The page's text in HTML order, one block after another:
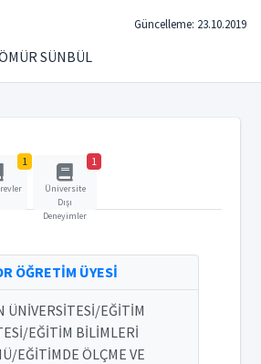
SÜNBÜL
Güncelleme: 23.10.2019
1 1
Üniversite
Dışı
Deneyimler
ÖĞRETİM ÜYESİ
ÜNİVERSİTESİ/EĞİTİM
EĞİTİM BİLİMLERİ
EĞİTİMDE ÖLÇME VE